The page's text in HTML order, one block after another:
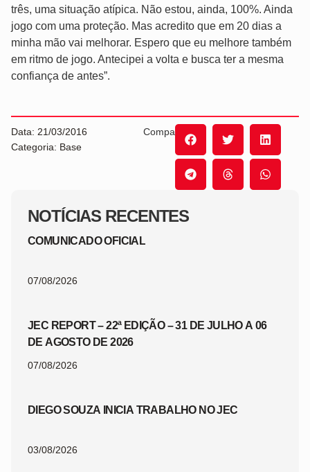
NOTÍCIAS RECENTES
COMUNICADO OFICIAL
07/08/2026
JEC REPORT – 22ª EDIÇÃO – 31 DE JULHO A 06
DE AGOSTO DE 2026
07/08/2026
DIEGO SOUZA INICIA TRABALHO NO JEC
03/08/2026
três, uma situação atípica. Não estou, ainda, 100%. Ainda
jogo com uma proteção. Mas acredito que em 20 dias a
minha mão vai melhorar. Espero que eu melhore também
em ritmo de jogo. Antecipei a volta e busca ter a mesma
confiança de antes”.
Data: 21/03/2016
Categoria: Base
Compartilhe: